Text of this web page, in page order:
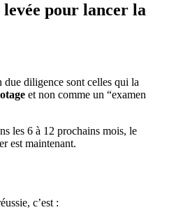
pour lancer la
diligence sont celles qui la
et non comme un “examen
les 6 à 12 prochains mois, le
est maintenant.
c’est :